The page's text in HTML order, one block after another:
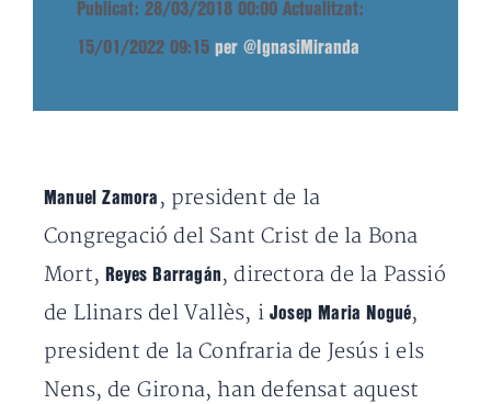
Publicat: 28/03/2018 00:00 Actualitzat:
15/01/2022 09:15 per @IgnasiMiranda
Manuel Zamora , president de la
Congregació del Sant Crist de la Bona
Mort,Reyes Barragán , directora de la Passió
de Llinars del Vallès, i Josep Maria Nogué,
president de la Confraria de Jesús i els
Nens, de Girona, han defensat aquest